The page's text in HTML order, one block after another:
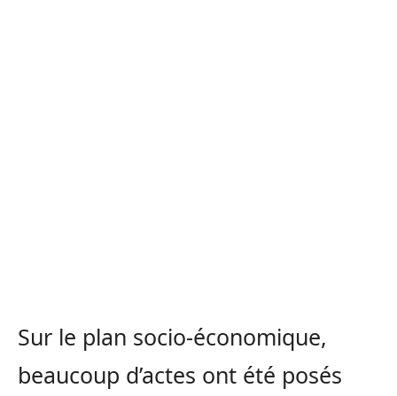
Sur le plan socio-économique,
beaucoup d’actes ont été posés